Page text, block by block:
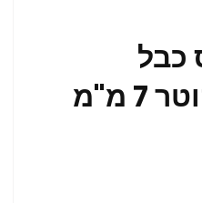
כבל
קונטרול C5 קוטר 7 מ"מ